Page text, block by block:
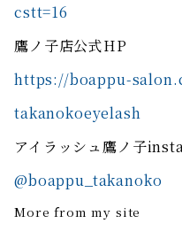
cstt=16
鷹ノ子店公式HP
https://boappu-
takanokoeyelash
アイラッシュ鷹ノ子
@boappu_takanoko
More from my site